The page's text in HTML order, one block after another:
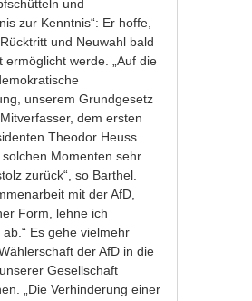
und
zur Kenntnis“: Er hoffe,
und Neuwahl bald
ermöglicht werde. „Auf die
unserem Grundgesetz
dem ersten
Theodor Heuss
solchen Momenten sehr
zurück“, so Barthel.
mit der AfD,
Form, lehne ich
Es gehe vielmehr
der AfD in die
Gesellschaft
„Die Verhinderung einer